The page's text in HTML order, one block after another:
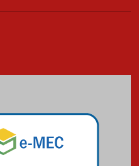
realizará nova edição da Feira
04.08.2026
Mackenzie recepciona os
calouros do segundo semestre